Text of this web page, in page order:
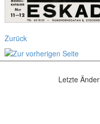
Zurück
Letzte